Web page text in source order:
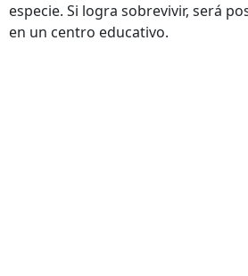
especie. Si logra sobrevivir, será
en un centro educativo.